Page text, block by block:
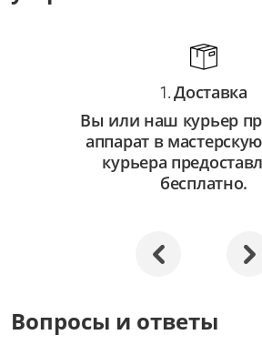
от 750 ₽
Ремонт автофокуса
от 2 250 ₽
Замена объектива
Ремонт затвора
1.Доставка
Вы или наш курьер
аппарат в
курьера
бесплатно.
Вопросы и ответы